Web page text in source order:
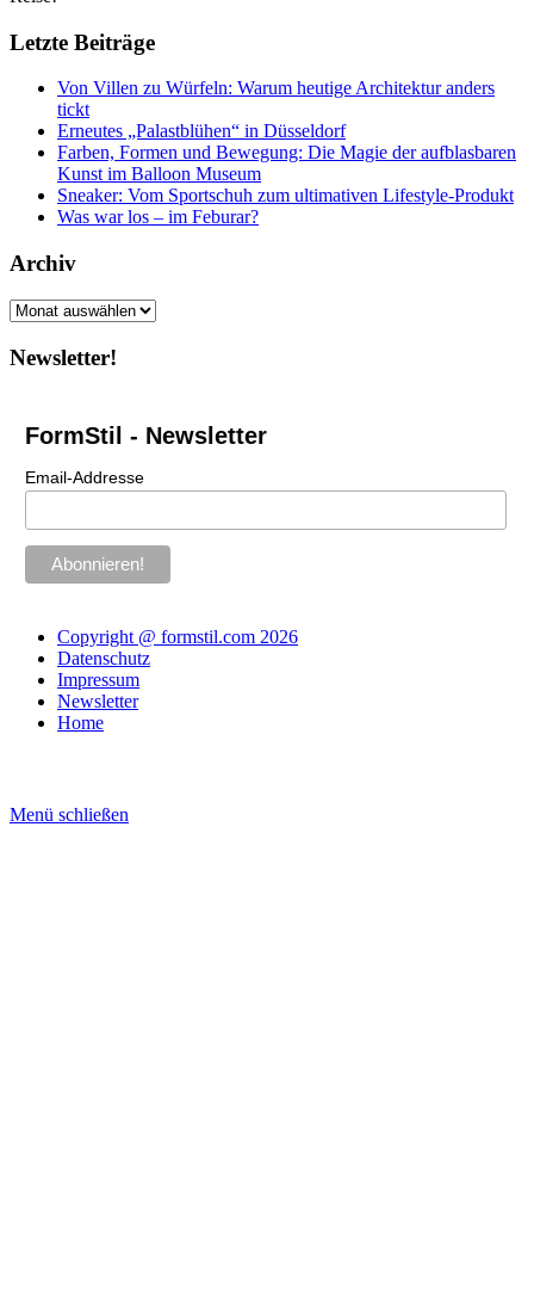
Letzte Beiträge
Von Villen zu Würfeln: Warum heutige Architektur anders
tickt
Erneutes „Palastblühen“ in Düsseldorf
Farben, Formen und Bewegung: Die Magie der aufblasbaren
Kunst im Balloon Museum
Sneaker: Vom Sportschuh zum ultimativen Lifestyle-Produkt
Was war los – im Feburar?
Archiv
Archiv
Newsletter!
FormStil - Newsletter
Email-Addresse
Copyright @ formstil.com 2026
Datenschutz
Impressum
Newsletter
Home
Menü schließen